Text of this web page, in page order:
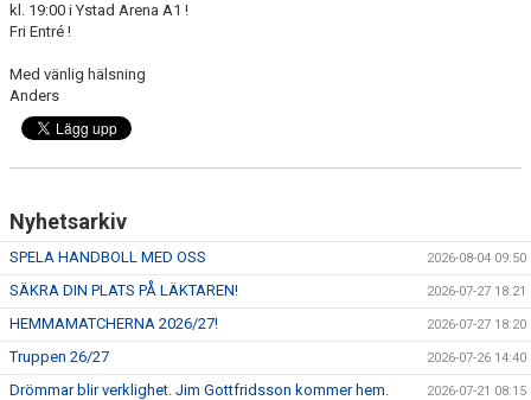
SPONSORER
kl. 19:00 i Ystad Arena A1 !
Fri Entré !
Med vänlig hälsning
Anders
Nyhetsarkiv
SPELA HANDBOLL MED OSS 2026-08-04 09:50
SÄKRA DIN PLATS PÅ LÄKTAREN! 2026-07-27 18:21
HEMMAMATCHERNA 2026/27! 2026-07-27 18:20
Truppen 26/27 2026-07-26 14:40
Drömmar blir verklighet. Jim Gottfridsson kommer hem. 2026-07-21 08:15